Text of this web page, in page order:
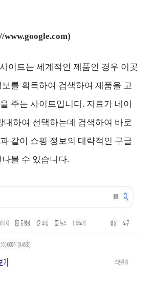
이트는 세계적인 제품인 경우 이곳
를 획득하여 검색하여 제품을 고
주는 사이트입니다. 자료가 네이
대하여 선택하는데 검색하여 바로
같이 쇼핑 정보의 대략적인 구글
볼 수 있습니다.